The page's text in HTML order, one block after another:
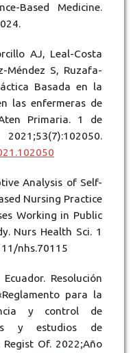
Based Medicine.
AJ, Leal-Costa
Méndez S, Ruzafa-
Basada en la
las enfermeras de
Primaria. 1 de
Analysis of Self-
Nursing Practice
Working in Public
Nurs Health Sci. 1
nhs.70115
Resolución
para la
y control de
y estudios de
Of. 2022;Año